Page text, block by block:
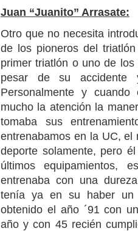
Juan “Juanito” Arrasate:
Otro que no necesita
de los pioneros del
primer triatlón o uno de
pesar de su
Personalmente y
mucho la atención la
tomaba sus
entrenabamos en la UC,
deporte solamente, pero
últimos equipamientos,
entrenaba con una
tenía ya en su haber un
obtenido el año ´91 con
año y con 45 recién